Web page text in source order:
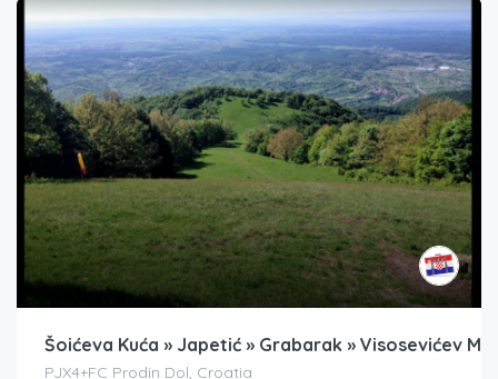
Šoićeva Kuća » Japetić » Grabarak » Visosevićev
PJX4+FC Prodin Dol, Croatia